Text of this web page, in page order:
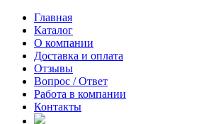
Главная
Каталог
О компании
Доставка и оплата
Отзывы
Вопрос / Ответ
Работа в компании
Контакты